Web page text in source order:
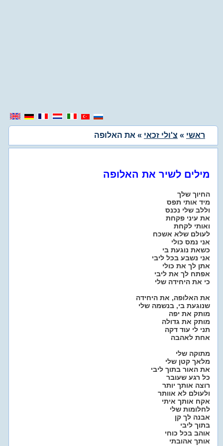
ראשי » צ'ולי זכאי » את האלופה
מילים לשיר את האלופה
החיוך שלך
מיד אותי תפס
וללב שלי נכנס
את עיני פקחת
ואותי לקחת
לעולם שלא אשכח
אני נמס כולי
כשאת נוגעת בי
אני נשבע בכל ליבי
אתן לך את כולי
אפתח לך את ליבי
כי את היחידה שלי
את האלופה, את היחידה
שנוגעת בי, בנשמה שלי
מותק את יפה
מותק את גדולה
תני לי עוד דקה
אחת לאהבה
מתוקה שלי
מלאך קטן שלי
את האור בתוך ליבי
כל רגע שעובר
רוצה אותך יותר
ולעולם לא אוותר
אקח אותך איתי
לחלומות שלי
אבנה לך קן
בתוך ליבי
אוהב בכל כוחי
אותך אהובתי